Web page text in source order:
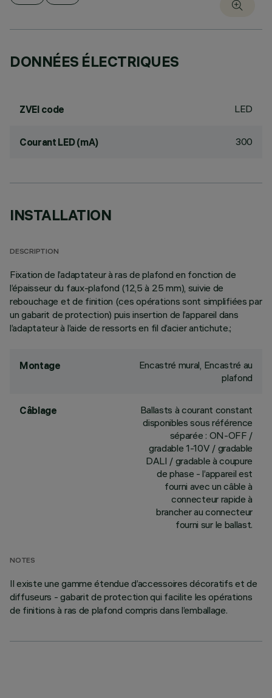
DONNÉES ÉLECTRIQUES
ZVEI code LED
Courant LED (mA) 300
INSTALLATION
DESCRIPTION
Fixation de l’adaptateur à ras de plafond en fonction de
l’épaisseur du faux-plafond (12,5 à 25 mm), suivie de
rebouchage et de finition (ces opérations sont simplifiées par
un gabarit de protection) puis insertion de l’appareil dans
l’adaptateur à l’aide de ressorts en fil d’acier antichute.;
Montage
Encastré mural, Encastré au
plafond
Câblage
Ballasts à courant constant
disponibles sous référence
séparée : ON-OFF /
gradable 1-10V / gradable
DALI / gradable à coupure
de phase - l’appareil est
fourni avec un câble à
connecteur rapide à
brancher au connecteur
fourni sur le ballast.
NOTES
Il existe une gamme étendue d’accessoires décoratifs et de
diffuseurs - gabarit de protection qui facilite les opérations
de finitions à ras de plafond compris dans l’emballage.